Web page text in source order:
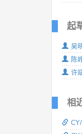
起
吴
陈
许
相